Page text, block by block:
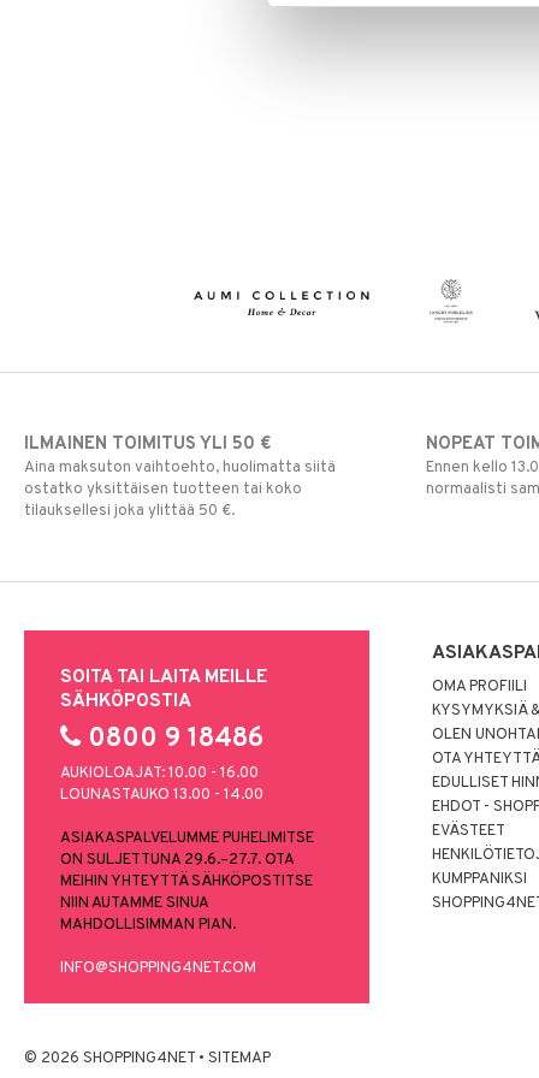
ILMAINEN TOIMITUS YLI 50 €
Aina maksuton vaihtoehto, huolimatta siitä
ostatko yksittäisen tuotteen tai koko
tilauksellesi joka ylittää 50 €.
NOPEAT
Ennen kello
normaalisti
SOITA TAI LAITA MEILLE
SÄHKÖPOSTIA
0800 9 18486
AUKIOLOAJAT: 10.00 - 16.00
LOUNASTAUKO 13.00 - 14.00
ASIAKASPALVELUMME PUHELIMITSE
ON SULJETTUNA 29.6.–27.7. OTA
MEIHIN YHTEYTTÄ SÄHKÖPOSTITSE
NIIN AUTAMME SINUA
MAHDOLLISIMMAN PIAN.
INFO@SHOPPING4NET.COM
OMA PROFIILI
KYSYMYKSIÄ
OLEN
OTA
EDULLISET
EHDOT -
EVÄSTEET
KUMPPANIKSI
© 2026 SHOPPING4NET • SITEMAP